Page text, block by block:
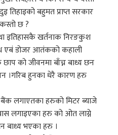
तिहाइको बहुमत प्राप्त सरकार
छ ?
इतिहासकै खर्तनाक निरङकुश
एबं डोजर आतंकको कहाली
को जीवनमा बाँच्न बाध्य छन
।गरिब हुनका धेरै कारण हरु
लगाएतका हरुको मिटर ब्याजे
लगाइएका हरु को ओत लाग्ने
बाध्य भएका हरु ।